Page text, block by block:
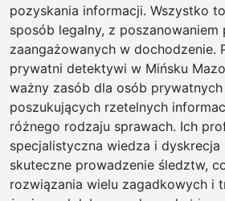
pozyskania informacji. Wszystko
sposób legalny, z poszanowaniem
zaangażowanych w dochodzenie.
prywatni detektywi w Mińsku
ważny zasób dla osób
poszukujących rzetelnych
różnego rodzaju sprawach. Ich
specjalistyczna wiedza i dyskrecja
skuteczne prowadzenie śledztw,
rozwiązania wielu zagadkowych i